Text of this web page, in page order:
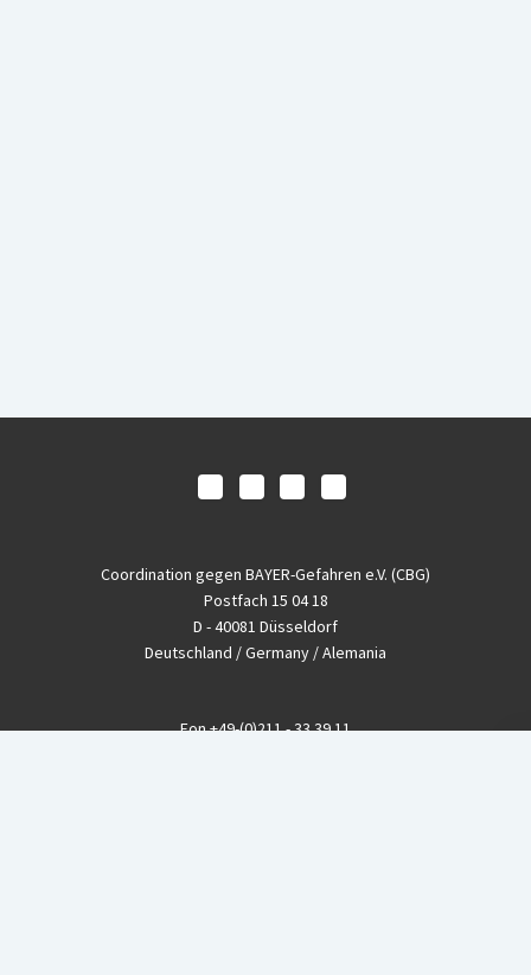
Coordination gegen BAYER-Gefahren e.V. (CBG)
Postfach 15 04 18
D - 40081 Düsseldorf
Deutschland / Germany / Alemania
Fon+49-(0)211 - 33 39 11